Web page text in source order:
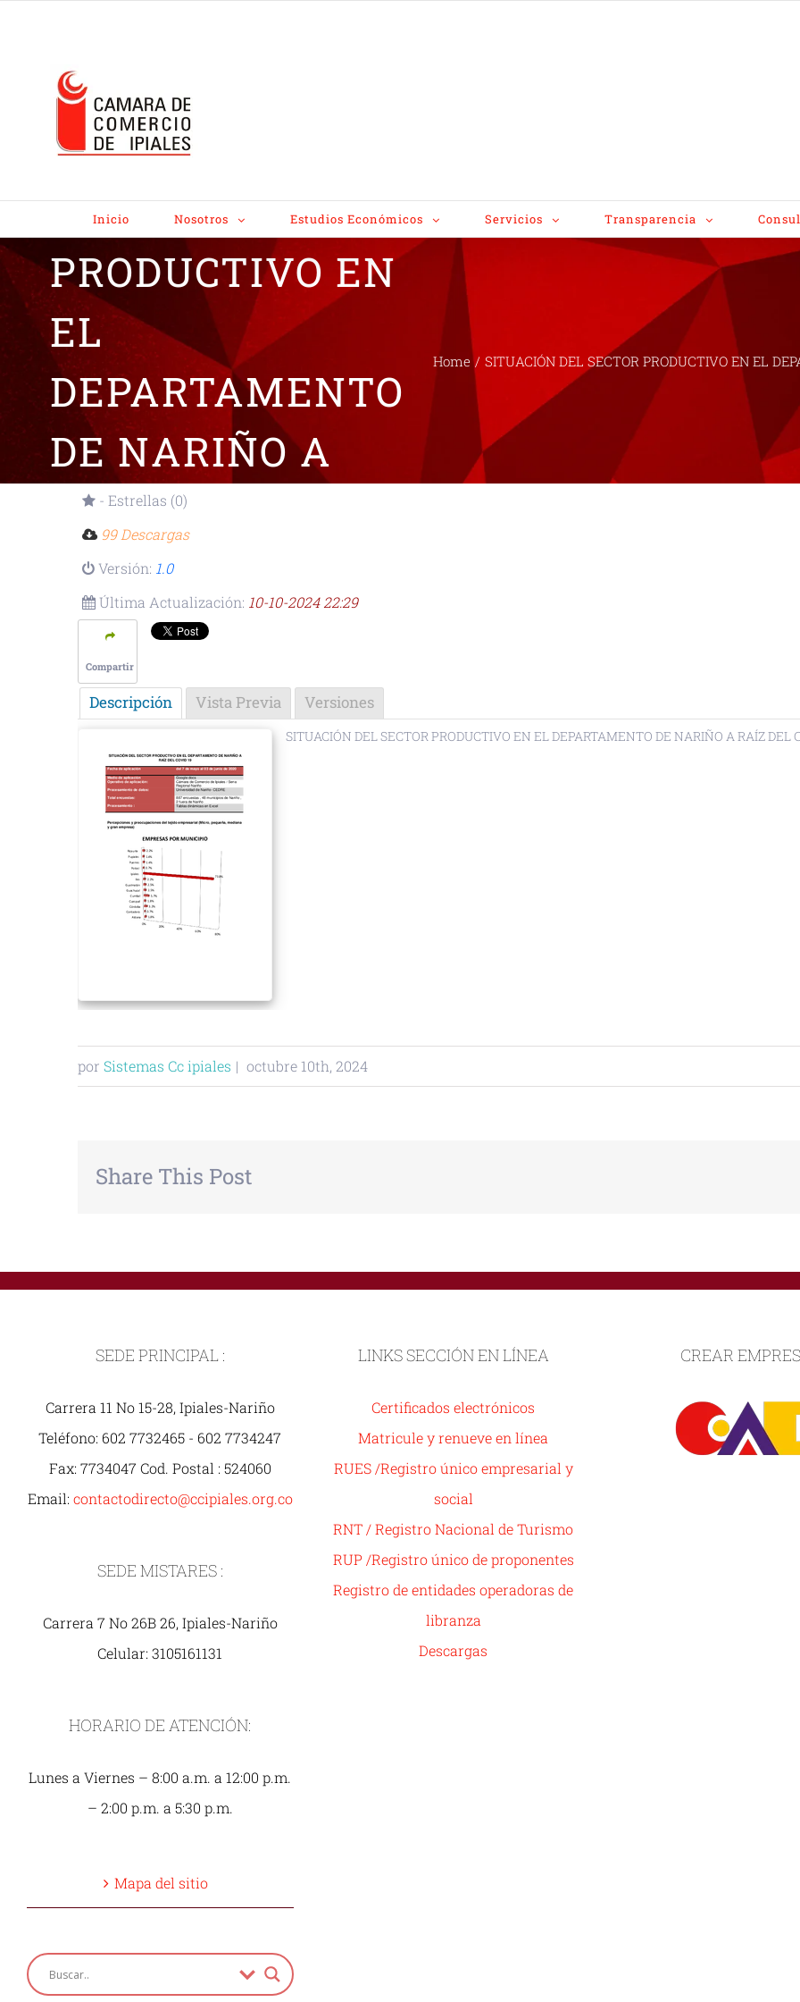
Inicio Nosotros Estudios Económicos Servicios Transparencia
SITUACIÓN DEL
SECTOR
PRODUCTIVO EN
EL
DEPARTAMENTO
DE NARIÑO A
RAÍZ DEL COVID
19- 2020.pdf
Home / SITUACIÓN DEL SECTOR PRODUCTIVO EN EL
- Estrellas (0)
99 Descargas
Versión: 1.0
Última Actualización: 10-10-2024 22:29
Compartir
Descripción Vista Previa Versiones
SITUACIÓN DEL SECTOR PRODUCTIVO EN EL DEPARTAMENTO DE NARIÑO A RAÍZ DEL
por Sistemas Cc ipiales | octubre 10th, 2024
Share This Post
SEDE PRINCIPAL :
Carrera 11 No 15-28, Ipiales-Nariño
Teléfono: 602 7732465 - 602 7734247
Fax: 7734047 Cod. Postal : 524060
Email: contactodirecto@ccipiales.org.co
SEDE MISTARES :
Carrera 7 No 26B 26, Ipiales-Nariño
Celular: 3105161131
HORARIO DE ATENCIÓN:
Lunes a Viernes – 8:00 a.m. a 12:00 p.m.
– 2:00 p.m. a 5:30 p.m.
Mapa del sitio
LINKS SECCIÓN EN LÍNEA
Certificados electrónicos
Matricule y renueve en línea
RUES /Registro único empresarial y
social
RNT / Registro Nacional de Turismo
RUP /Registro único de proponentes
Registro de entidades operadoras de
libranza
Descargas
CREAR